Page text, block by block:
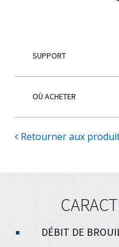
SUPPORT
OÙ ACHETER
Retourner aux
DÉBIT DE